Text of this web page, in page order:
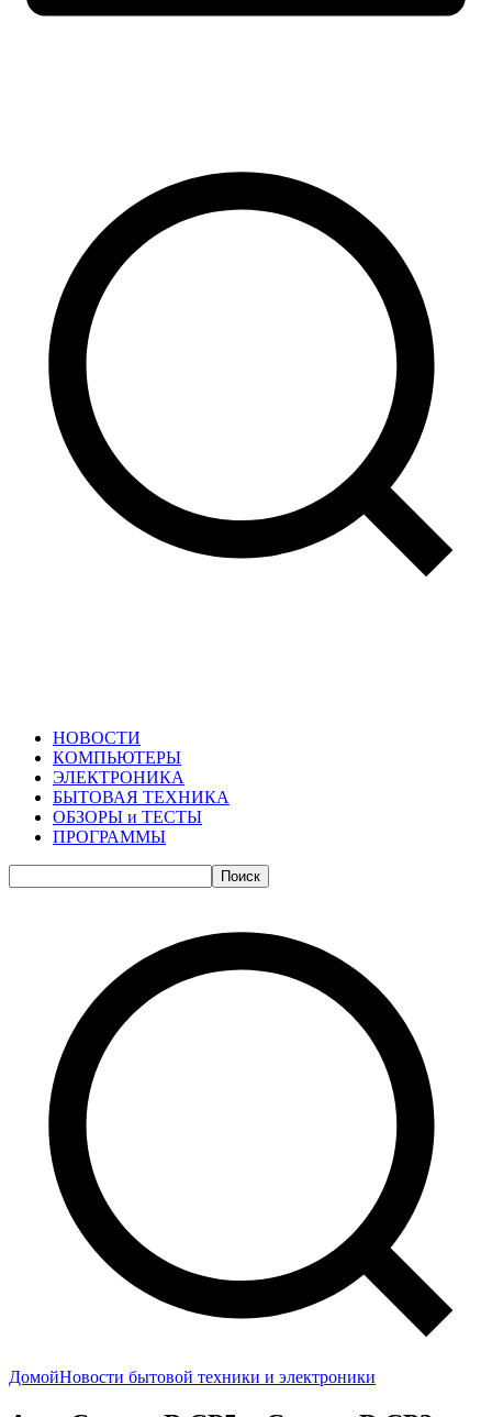
НОВОСТИ
КОМПЬЮТЕРЫ
ЭЛЕКТРОНИКА
БЫТОВАЯ ТЕХНИКА
ОБЗОРЫ и ТЕСТЫ
ПРОГРАММЫ
Поиск
ДомойНовости бытовой техники и электроники